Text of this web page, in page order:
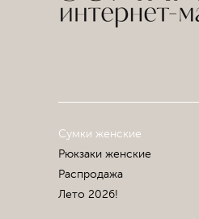
Сумки женские
Рюкзаки женские
Распродажа
Лето 2026!